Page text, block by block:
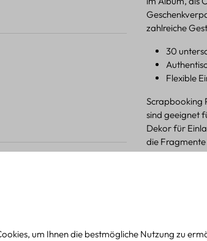
zahlreiche
30
Flexible
Scrapbooking
sind geeignet
Dekor für
die
um Ihnen die bestmögliche Nutzung zu